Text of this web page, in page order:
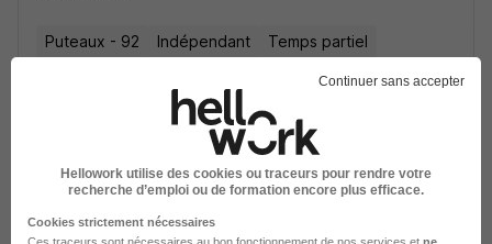
Puteaux - 92 Indépendant
Temps partiel
Continuer sans accepter
Hellowork utilise des cookies ou traceurs pour rendre votre
recherche d’emploi ou de formation encore plus efficace.
Cookies strictement nécessaires